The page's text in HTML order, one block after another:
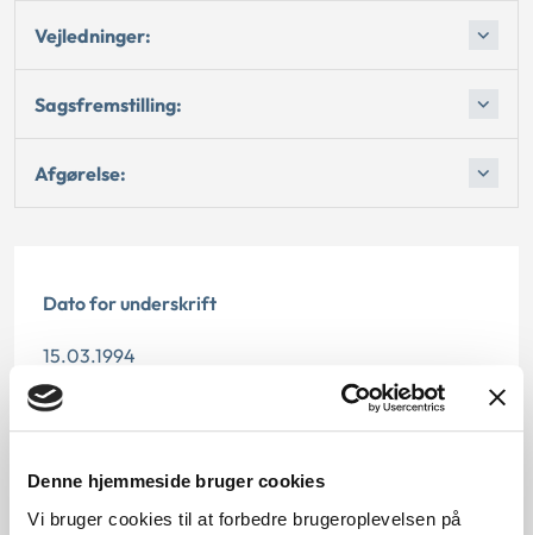
Denne hjemmeside bruger cookies
Vi bruger cookies til at forbedre brugeroplevelsen på
Vejledninger:
Sagsfremstilling:
Afgørelse:
Dato for underskrift
15.03.1994
Offentliggørelsesdato
Paragraf